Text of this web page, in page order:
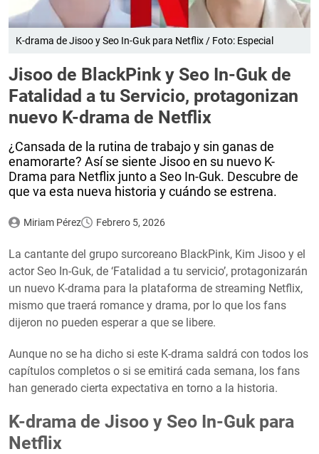
K-drama de Jisoo y Seo In-Guk para Netflix / Foto: Especial
Jisoo de BlackPink y Seo In-Guk de
Fatalidad a tu Servicio, protagonizan
nuevo K-drama de Netflix
¿Cansada de la rutina de trabajo y sin ganas de
enamorarte? Así se siente Jisoo en su nuevo K-
Drama para Netflix junto a Seo In-Guk. Descubre de
que va esta nueva historia y cuándo se estrena.
Miriam Pérez Febrero 5, 2026
La cantante del grupo surcoreano BlackPink, Kim Jisoo y el
actor Seo In-Guk, de ‘Fatalidad a tu servicio’, protagonizarán
un nuevo K-drama para la plataforma de streaming Netflix,
mismo que traerá romance y drama, por lo que los fans
dijeron no pueden esperar a que se libere.
Aunque no se ha dicho si este K-drama saldrá con todos los
capítulos completos o si se emitirá cada semana, los fans
han generado cierta expectativa en torno a la historia.
K-drama de Jisoo y Seo In-Guk para
Netflix